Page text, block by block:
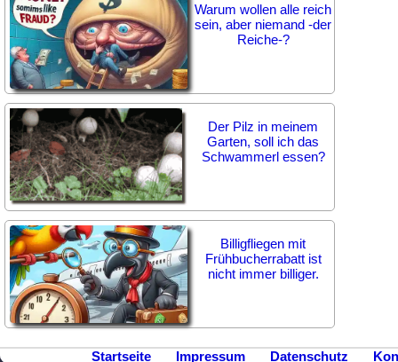
Warum wollen alle reich
sein, aber niemand -der
Reiche-?
Der Pilz in meinem
Garten, soll ich das
Schwammerl essen?
Billigfliegen mit
Frühbucherrabatt ist
nicht immer billiger.
Startseite Impressum Datenschutz